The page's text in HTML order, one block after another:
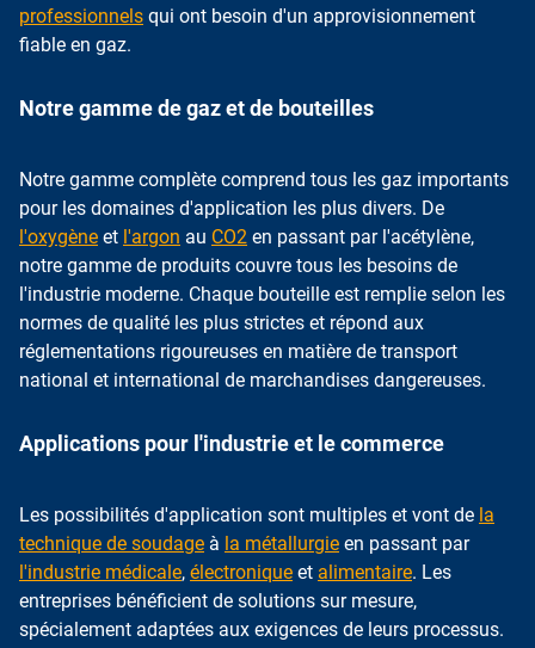
professionnels qui ont besoin d'un approvisionnement
fiable en gaz.
Notre gamme de gaz et de bouteilles
Notre gamme complète comprend tous les gaz importants
pour les domaines d'application les plus divers. De
l'oxygène et l'argon au CO2 en passant par l'acétylène,
notre gamme de produits couvre tous les besoins de
l'industrie moderne. Chaque bouteille est remplie selon les
normes de qualité les plus strictes et répond aux
réglementations rigoureuses en matière de transport
national et international de marchandises dangereuses.
Applications pour l'industrie et le commerce
Les possibilités d'application sont multiples et vont de la
technique de soudage à la métallurgie en passant par
l'industrie médicale, électronique et alimentaire. Les
entreprises bénéficient de solutions sur mesure,
spécialement adaptées aux exigences de leurs processus.